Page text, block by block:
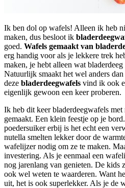
Ik ben dol op wafels! Alleen ik heb
maken, dus besloot ik
goed. Wafels gemaakt van
erg handig voor als je lekkere trek
maken, je hebt alleen wat
Natuurlijk smaakt het wel anders
deze bladerdeegwafels vind ik ook
eigenlijk gewoon een keer proberen.
Ik heb dit keer bladerdeegwafels
gemaakt. Een klein feestje op je
poedersuiker erbij is het echt een
nutella smelten lekker door de
wafelijzer nodig om ze te maken.
investering. Als je eenmaal een
nog jarenlang van genieten. De kids
ook wel weten te waarderen. Want
uit, het is ook superlekker. Als je de